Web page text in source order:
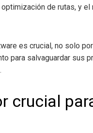
de rutas, y
es crucial, no solo
para salvaguardar sus
crucial